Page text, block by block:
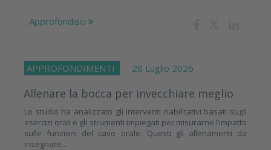
Approfondisci
APPROFONDIMENTI 28 Luglio 2026
Allenare la bocca per invecchiare meglio
Lo studio ha analizzato gli interventi riabilitativi basati sugli
esercizi orali e gli strumenti impiegati per misurarne l’impatto
sulle funzioni del cavo orale. Questi gli allenamenti da
insegnare...